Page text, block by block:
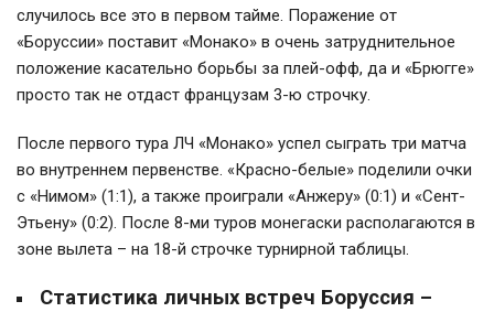
случилось все это в первом тайме. Поражение от
«Боруссии» поставит «Монако» в очень затруднительное
положение касательно борьбы за плей-офф, да и «Брюгге»
просто так не отдаст французам 3-ю строчку.
После первого тура ЛЧ «Монако» успел сыграть три матча
во внутреннем первенстве. «Красно-белые» поделили очки
с «Нимом» (1:1), а также проиграли «Анжеру» (0:1) и «Сент-
Этьену» (0:2). После 8-ми туров монегаски располагаются в
зоне вылета – на 18-й строчке турнирной таблицы.
Статистика личных встреч Боруссия –